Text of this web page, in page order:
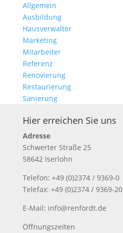
Allgemein
Ausbildung
Hausverwalter
Marketing
Mitarbeiter
Referenz
Renovierung
Restaurierung
Sanierung
Hier erreichen Sie uns
Adresse
Schwerter Straße 25
58642 Iserlohn
Telefon: +49 (0)2374 / 9369-0
Telefax: +49 (0)2374 / 9369-20
E-Mail: info@renfordt.de
Öffnungszeiten